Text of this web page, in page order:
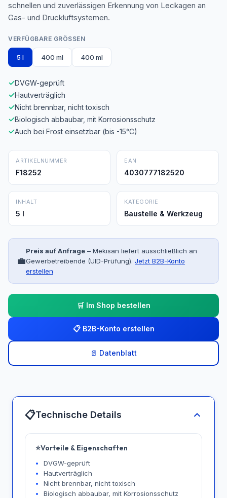
schnellen und zuverlässigen Erkennung von Leckagen an
Gas- und Druckluftsystemen.
VERFÜGBARE GRÖSSEN
5 l 400 ml 400 ml
✓DVGW-geprüft
✓Hautverträglich
✓Nicht brennbar, nicht toxisch
✓Biologisch abbaubar, mit Korrosionsschutz
✓Auch bei Frost einsetzbar (bis -15°C)
ARTIKELNUMMER
F18252
EAN
4030777182520
INHALT
5 l
KATEGORIE
Baustelle & Werkzeug
💼
Preis auf Anfrage – Mekisan liefert ausschließlich an
Gewerbetreibende (UID-Prüfung). Jetzt B2B-Konto
erstellen
🛒 Im Shop bestellen
📋 B2B-Konto erstellen
📄 Datenblatt
📋Technische Details
⭐Vorteile & Eigenschaften
DVGW-geprüft
Hautverträglich
Nicht brennbar, nicht toxisch
Biologisch abbaubar, mit Korrosionsschutz